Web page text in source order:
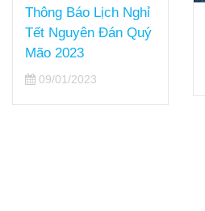
Thông Báo Lịch Nghỉ
Tết Nguyên Đán Quý
Mão 2023
09/01/2023